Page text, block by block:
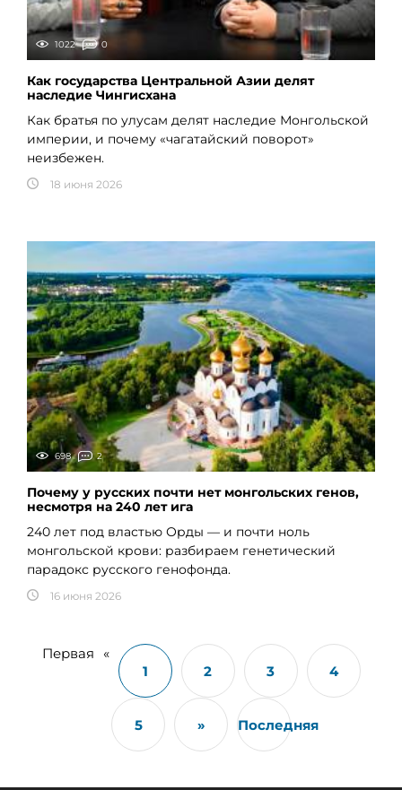
1022 0
Как государства Центральной Азии делят
наследие Чингисхана
Как братья по улусам делят наследие Монгольской
империи, и почему «чагатайский поворот»
неизбежен.
18 июня 2026
698 2
Почему у русских почти нет монгольских генов,
несмотря на 240 лет ига
240 лет под властью Орды — и почти ноль
монгольской крови: разбираем генетический
парадокс русского генофонда.
16 июня 2026
Первая
«
1
2 3 4
5 » Последняя